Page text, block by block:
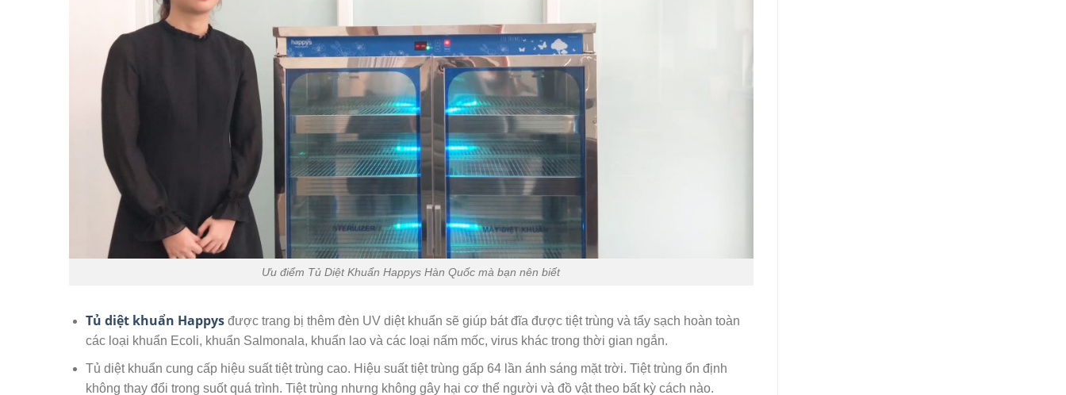
Ưu điểm Tủ Diệt Khuẩn Happys Hàn Quốc mà bạn nên biết
Tủ diệt khuẩn Happysđược trang bị thêm đèn UV diệt khuẩn sẽ giúp bát đĩa được tiệt trùng và tẩy sạch hoàn toàn
các loại khuẩn Ecoli, khuẩn Salmonala, khuẩn lao và các loại nấm mốc, virus khác trong thời gian ngắn.
Tủ diệt khuẩn cung cấp hiệu suất tiệt trùng cao. Hiệu suất tiệt trùng gấp 64 lần ánh sáng mặt trời. Tiệt trùng ổn định
không thay đổi trong suốt quá trình. Tiệt trùng nhưng không gây hại cơ thể người và đồ vật theo bất kỳ cách nào.